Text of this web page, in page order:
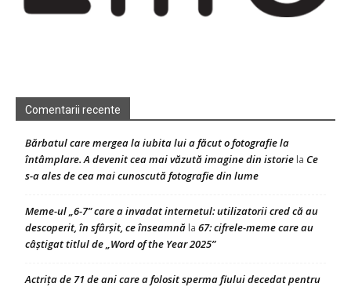
Comentarii recente
Bărbatul care mergea la iubita lui a făcut o fotografie la
întâmplare. A devenit cea mai văzută imagine din istorie la Ce
s-a ales de cea mai cunoscută fotografie din lume
Meme-ul „6-7” care a invadat internetul: utilizatorii cred că au
descoperit, în sfârșit, ce înseamnă la 67: cifrele-meme care au
câștigat titlul de „Word of the Year 2025”
Actrița de 71 de ani care a folosit sperma fiului decedat pentru